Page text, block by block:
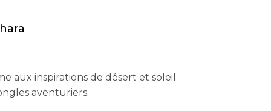
aux inspirations de désert et soleil
aventuriers.